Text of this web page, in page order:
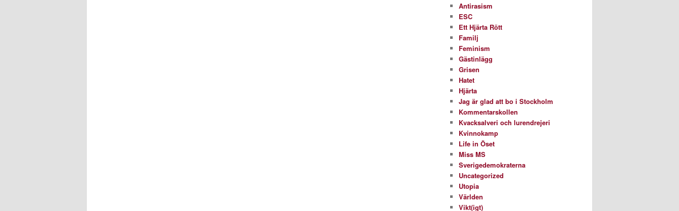
Antirasism
ESC
Ett Hjärta Rött
Familj
Feminism
Gästinlägg
Grisen
Hatet
Hjärta
Jag är glad att bo i Stockholm
Kommentarskollen
Kvacksalveri och lurendrejeri
Kvinnokamp
Life in Öset
Miss MS
Sverigedemokraterna
Uncategorized
Utopia
Världen
Vikt(igt)